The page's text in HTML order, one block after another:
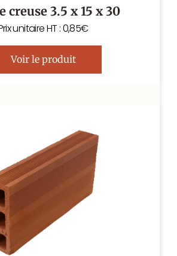
creuse 3.5 x 15 x 30
unitaire HT : 0,85€
Voir le produit